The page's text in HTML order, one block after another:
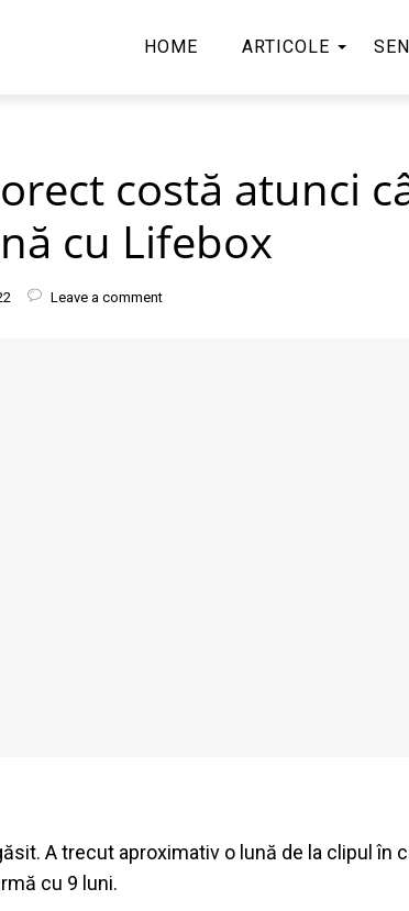
HOME ARTICOLE
costă atunci
cu Lifebox
Leave a comment
A trecut aproximativ o lună de la clipul în
cu 9 luni.